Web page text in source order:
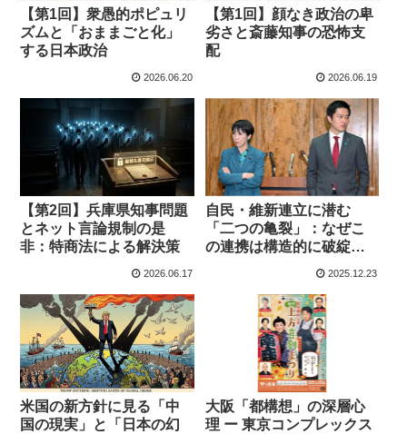
【第1回】衆愚的ポピュリ
ズムと「おままごと化」
する日本政治
2026.06.20
【第1回】顔なき政治の卑
劣さと斎藤知事の恐怖支
配
2026.06.19
【第2回】兵庫県知事問題
とネット言論規制の是
非：特商法による解決策
2026.06.17
自民・維新連立に潜む
「二つの亀裂」：なぜこ
の連携は構造的に破綻す
2025.12.23
米国の新方針に見る「中
国の現実」と「日本の幻
大阪「都構想」の深層心
理 ー 東京コンプレックス